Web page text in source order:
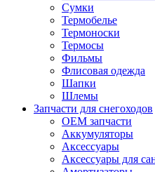
Сумки
Термобелье
Термоноски
Термосы
Фильмы
Флисовая одежда
Шапки
Шлемы
Запчасти для снегоходов
OEM запчасти
Аккумуляторы
Аксессуары
Аксессуары для